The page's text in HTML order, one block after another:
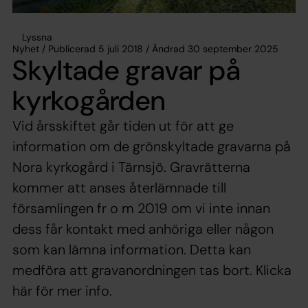
Lyssna
Nyhet / Publicerad 5 juli 2018 / Ändrad 30 september 2025
Skyltade gravar på
kyrkogården
Vid årsskiftet går tiden ut för att ge
information om de grönskyltade gravarna på
Nora kyrkogård i Tärnsjö. Gravrätterna
kommer att anses återlämnade till
församlingen fr o m 2019 om vi inte innan
dess får kontakt med anhöriga eller någon
som kan lämna information. Detta kan
medföra att gravanordningen tas bort. Klicka
här för mer info.